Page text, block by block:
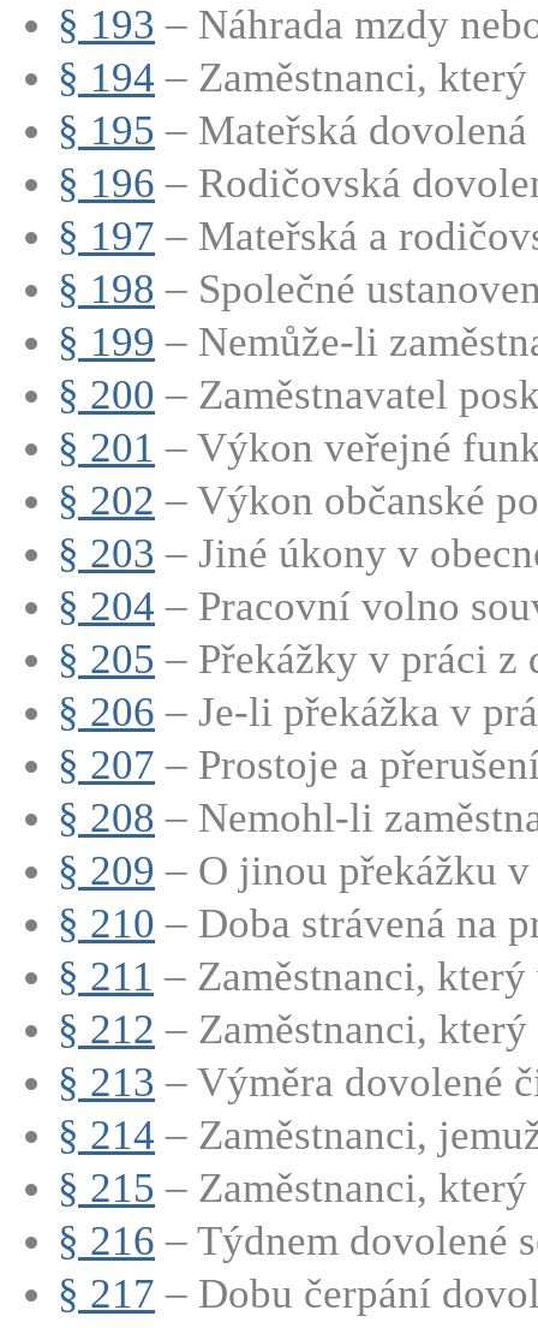
§ 193 – Náhrada mzdy
§ 194 – Zaměstnanci,
§ 195 – Mateřská dovolená
§ 196 – Rodičovská
§ 197 – Mateřská a
§ 198 – Společné
§ 199 – Nemůže-li
§ 200 – Zaměstnavatel
§ 201 – Výkon veřejné
§ 202 – Výkon občanské
§ 203 – Jiné úkony v
§ 204 – Pracovní volno
§ 205 – Překážky v práci z
§ 206 – Je-li překážka v
§ 207 – Prostoje a
§ 208 – Nemohl-li
§ 209 – O jinou překážku
§ 210 – Doba strávená na
§ 211 – Zaměstnanci,
§ 212 – Zaměstnanci, který
§ 213 – Výměra dovolené
§ 214 – Zaměstnanci,
§ 215 – Zaměstnanci,
§ 216 – Týdnem dovolené
§ 217 – Dobu čerpání